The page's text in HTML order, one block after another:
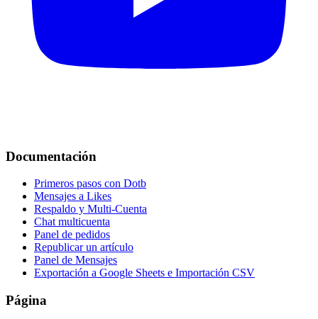
Documentación
Primeros pasos con Dotb
Mensajes a Likes
Respaldo y Multi-Cuenta
Chat multicuenta
Panel de pedidos
Republicar un artículo
Panel de Mensajes
Exportación a Google Sheets e Importación CSV
Página